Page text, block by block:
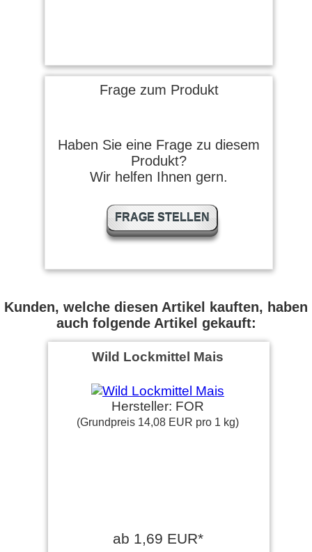
Frage zum Produkt
Haben Sie eine Frage zu diesem
Produkt?
Wir helfen Ihnen gern.
FRAGE STELLEN
Kunden, welche diesen Artikel kauften, haben
auch folgende Artikel gekauft:
Wild Lockmittel Mais
Hersteller: FOR
(Grundpreis 14,08 EUR pro 1 kg)
ab 1,69 EUR*